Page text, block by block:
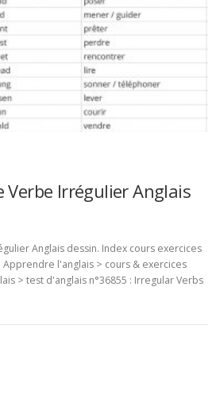
Verbe Irrégulier Anglais
Anglais dessin. Index cours exercices
l'anglais > cours & exercices
> test d'anglais n°36855 : Irregular Verbs